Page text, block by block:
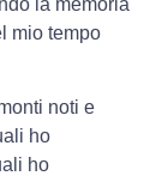
la memoria
mio tempo
noti e
ho
ho